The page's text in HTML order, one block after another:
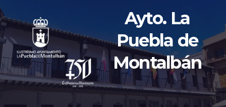
Ayto. La
Puebla de
Montalbán